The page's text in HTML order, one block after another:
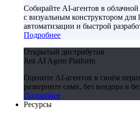
Собирайте AI-агентов в
с визуальным конструктором для
автоматизации и быстрой
Подробнее
Открытый дистрибутив
Just AI Agent Platform
Оцените AI-агентов в своём
разверните сами, без вендора и
Подробнее
Ресурсы